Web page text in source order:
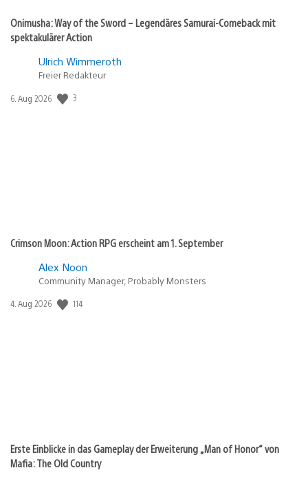
Onimusha: Way of the Sword – Legendäres Samurai-Comeback mit
spektakulärer Action
Ulrich Wimmeroth
Freier Redakteur
Veröffentlichungsdatum:
6. Aug 2026 3
Crimson Moon: Action RPG erscheint am 1. September
Alex Noon
Community Manager, Probably Monsters
Veröffentlichungsdatum:
4. Aug 2026 114
Erste Einblicke in das Gameplay der Erweiterung „Man of Honor“ von
Mafia: The Old Country